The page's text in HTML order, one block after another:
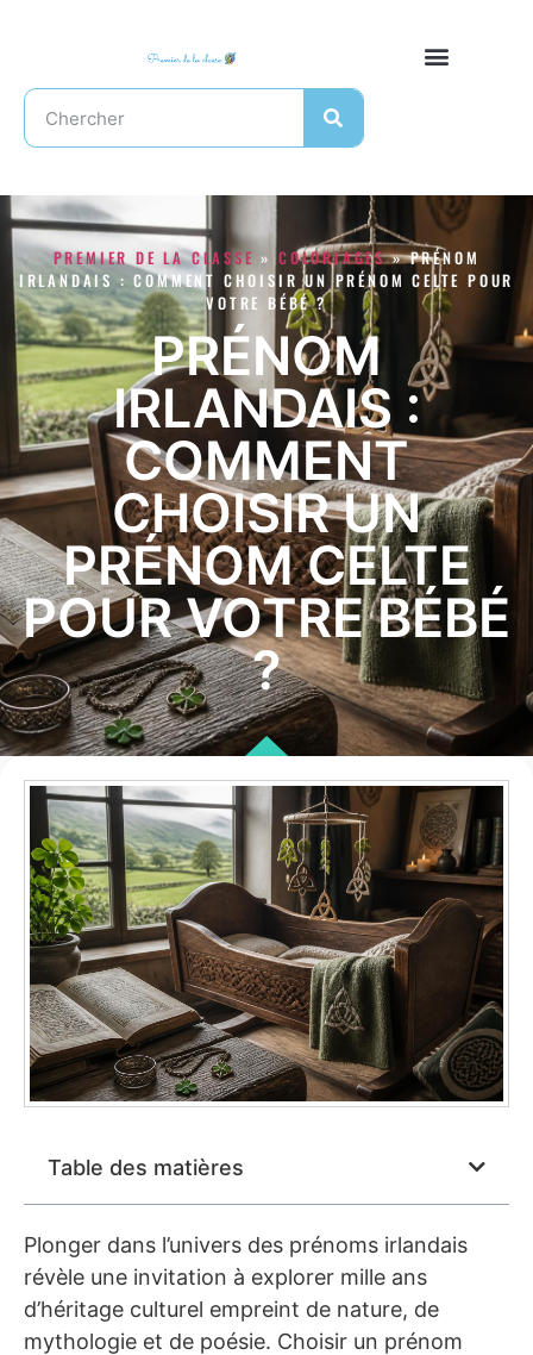
PREMIER DE LA CLASSE »COLORIAGES»PRÉNOM
IRLANDAIS : COMMENT CHOISIR UN PRÉNOM CELTE POUR
VOTRE BÉBÉ ?
PRÉNOM
IRLANDAIS :
COMMENT
CHOISIR UN
PRÉNOM CELTE
POUR VOTRE BÉBÉ
?
Table des matières
Plonger dans l’univers des prénoms irlandais
révèle une invitation à explorer mille ans
d’héritage culturel empreint de nature, de
mythologie et de poésie. Choisir un prénom